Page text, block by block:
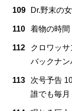
109 Dr.野末の
110 着物の時
112
クロワッ
バックナン
113
次号予告
誰でも毎月